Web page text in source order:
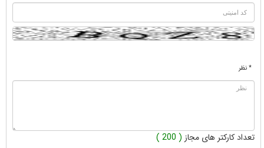
* نظر
تعداد کارکتر های مجاز ( 200 )